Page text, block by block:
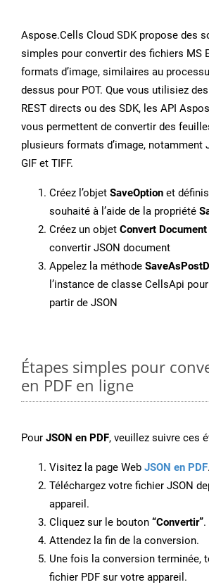
Aspose.Cells Cloud SDK propose des
simples pour convertir des fichiers MS
formats d’image, similaires au
dessus pour POT. Que vous utilisiez des
REST directs ou des SDK, les API
vous permettent de convertir des
plusieurs formats d’image, notamment
GIF et TIFF.
Créez l’objet SaveOption et
souhaité à l’aide de la propriété
Créez un objet Convert
convertir JSON document
Appelez la méthode
l’instance de classe CellsApi
partir de JSON
Étapes simples pour
en PDF en ligne
Pour JSON en PDF, veuillez suivre ces
Visitez la page Web JSON en PDF.
Téléchargez votre fichier JSON
appareil.
Cliquez sur le bouton “Convertir”.
Attendez la fin de la conversion.
Une fois la conversion terminée,
fichier PDF sur votre appareil.